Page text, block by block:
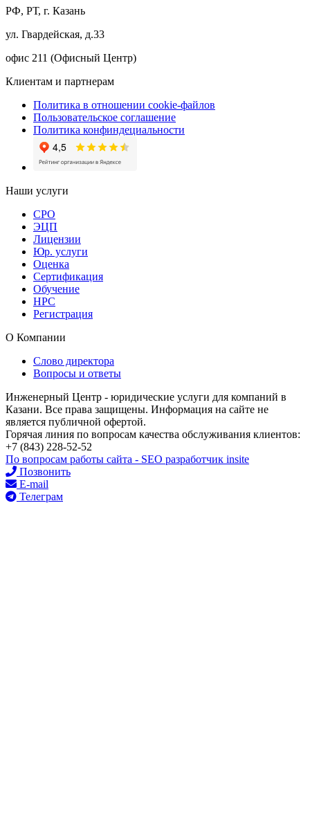
РФ, РТ, г. Казань
ул. Гвардейская, д.33
офис 211 (Офисный Центр)
Клиентам и партнерам
Политика в отношении cookie-файлов
Пользовательское соглашение
Политика конфиндециальности
Наши услуги
СРО
ЭЦП
Лицензии
Юр. услуги
Оценка
Сертификация
Обучение
НРС
Регистрация
О Компании
Слово директора
Вопросы и ответы
Инженерный Центр - юридические услуги для компаний в
Казани. Все права защищены. Информация на сайте не
является публичной офертой.
Горячая линия по вопросам качества обслуживания клиентов:
+7 (843) 228-52-52
По вопросам работы сайта - SEO разработчик insite
Позвонить
E-mail
Телеграм